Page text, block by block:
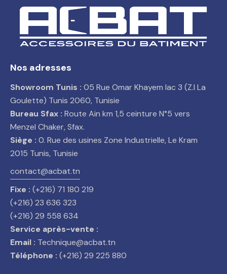
Nos adresses
Showroom Tunis : 05 Rue Omar Khayem lac 3 (Z.I La
Goulette) Tunis 2060, Tunisie
Bureau Sfax : Route Ain km 1,5 ceinture N°5 vers
Menzel Chaker, Sfax.
Siège : 0. Rue des usines Zone Industrielle, Le Kram
2015 Tunis, Tunisie
contact@acbat.tn
Fixe : (+216) 71 180 219
(+216) 23 636 323
(+216) 29 558 634
Service après-vente :
Email : Technique@acbat.tn
Téléphone : (+216) 29 225 880